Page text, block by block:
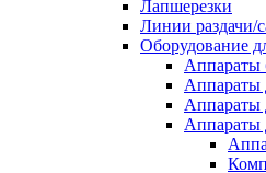
Лапшерезки
Линии раздачи/
Оборудование
Аппараты
Аппараты
Аппараты
Аппараты